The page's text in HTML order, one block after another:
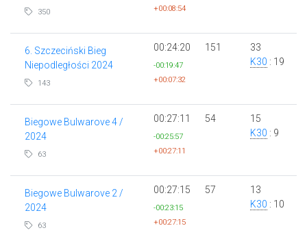
350
+00:08:54
6. Szczeciński Bieg
Niepodległości 2024
143
00:24:20
-00:19:47
+00:07:32
151
33
K30 : 19
Biegowe Bulwarove 4 /
2024
63
00:27:11
-00:25:57
+00:27:11
54
15
K30 : 9
Biegowe Bulwarove 2 /
2024
63
00:27:15
-00:23:15
+00:27:15
57
13
K30 : 10